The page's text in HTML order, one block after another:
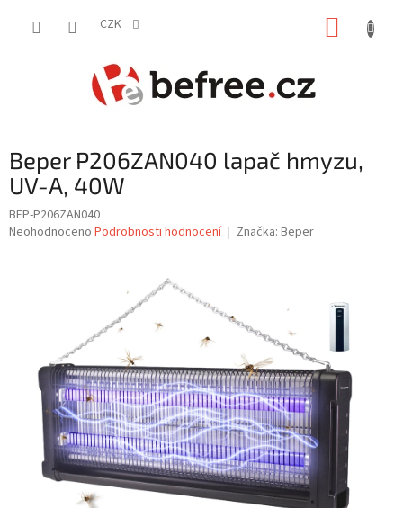
CZK
Beper P206ZAN040 lapač hmyzu,
UV-A, 40W
BEP-P206ZAN040
Průměrné
hvězdiček.
Neohodnoceno Podrobnosti hodnocení Značka: Beper